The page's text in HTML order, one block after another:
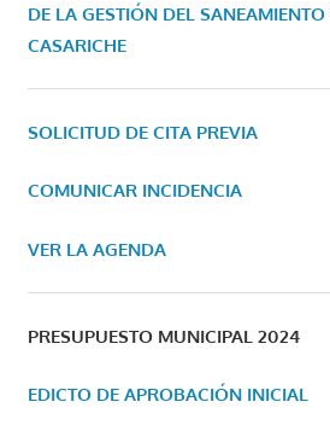
DE LA GESTIÓN DEL
CASARICHE
SOLICITUD DE CITA PREVIA
COMUNICAR INCIDENCIA
VER LA AGENDA
PRESUPUESTO MUNICIPAL 2024
EDICTO DE APROBACIÓN INICIAL